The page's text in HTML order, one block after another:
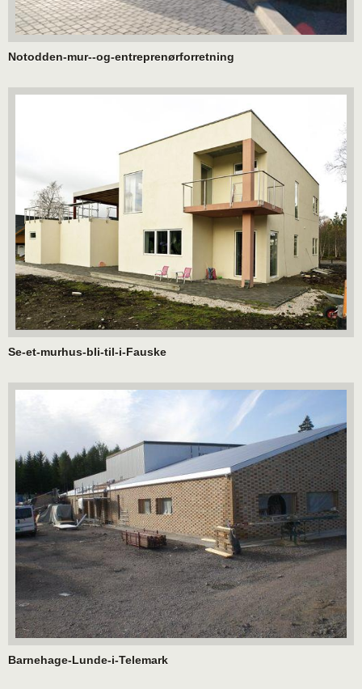
Notodden-mur--og-entreprenørforretning
Se-et-murhus-bli-til-i-Fauske
Barnehage-Lunde-i-Telemark